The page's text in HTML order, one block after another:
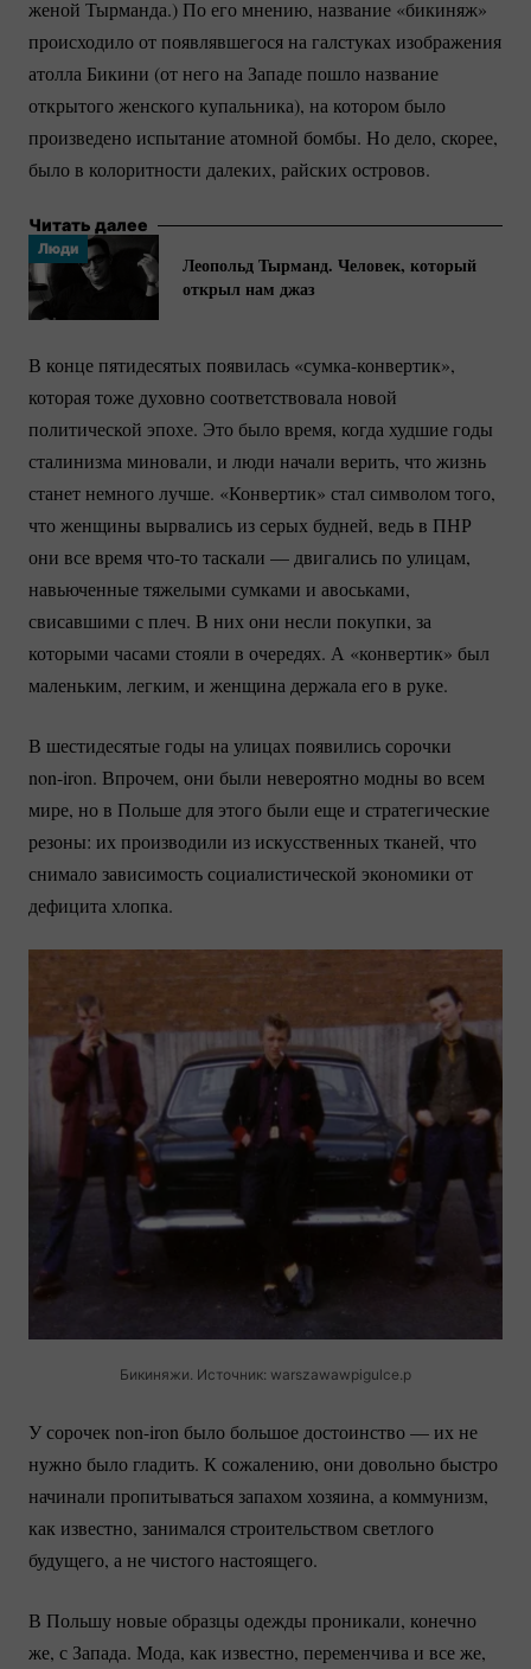
женой Тырманда.) По его мнению, название «бикиняж»
происходило от появлявшегося на галстуках изображения
атолла Бикини (от него на Западе пошло название
открытого женского купальника), на котором было
произведено испытание атомной бомбы. Но дело, скорее,
было в колоритности далеких, райских островов.
Читать далее
Люди
Леопольд Тырманд. Человек, который
открыл нам джаз
В конце пятидесятых появилась «сумка-конвертик»,
которая тоже духовно соответствовала новой
политической эпохе. Это было время, когда худшие годы
сталинизма миновали, и люди начали верить, что жизнь
станет немного лучше. «Конвертик» стал символом того,
что женщины вырвались из серых будней, ведь в ПНР
они все времячто-тотаскали — двигались по улицам,
навьюченные тяжелыми сумками и авоськами,
свисавшими с плеч. В них они несли покупки, за
которыми часами стояли в очередях. А «конвертик» был
маленьким, легким, и женщина держала его в руке.
В шестидесятые годы на улицах появились сорочки
non-iron. Впрочем, они были невероятно модны во всем
мире, но в Польше для этого были еще и стратегические
резоны: их производили из искусственных тканей, что
снимало зависимость социалистической экономики от
дефицита хлопка.
Бикиняжи. Источник: warszawawpigulce.p
У сорочек non-iron было большое достоинство — их не
нужно было гладить. К сожалению, они довольно быстро
начинали пропитываться запахом хозяина, а коммунизм,
как известно, занимался строительством светлого
будущего, а не чистого настоящего.
В Польшу новые образцы одежды проникали, конечно
же, с Запада. Мода, как известно, переменчива и все же,